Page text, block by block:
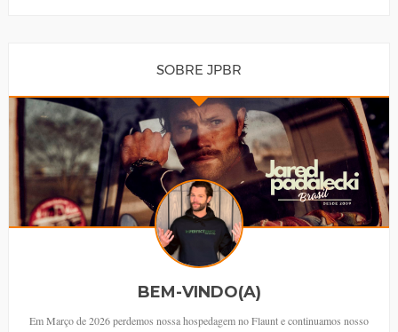
SOBRE JPBR
BEM-VINDO(A)
Em Março de 2026 perdemos nossa hospedagem no Flaunt e continuamos nosso